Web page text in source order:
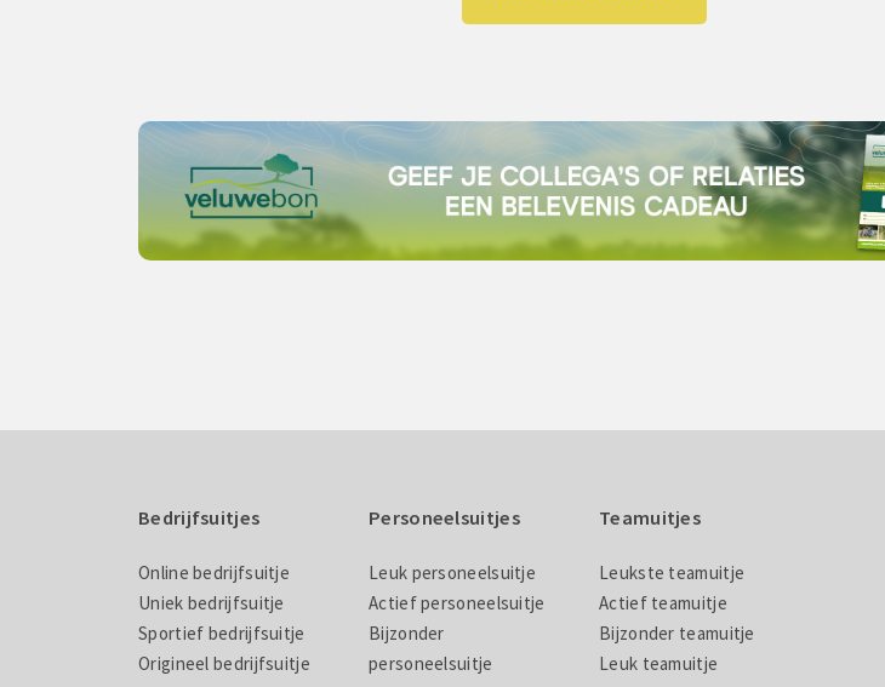
Bedrijfsuitjes
Online bedrijfsuitje
Uniek bedrijfsuitje
Sportief bedrijfsuitje
Origineel bedrijfsuitje
Personeelsuitjes
Leuk personeelsuitje
Actief personeelsuitje
Bijzonder
personeelsuitje
Teamuitjes
Leukste teamuitje
Actief teamuitje
Bijzonder teamuitje
Leuk teamuitje